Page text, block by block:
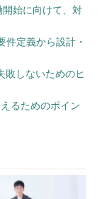
ムの『設計』と
て振り返る。も
基幹系の情報、
離されたクローズ
ころに置かれて
ュリティ戦略を
始に向けて、対
件定義から設計・
敗しないためのヒ
るためのポイン